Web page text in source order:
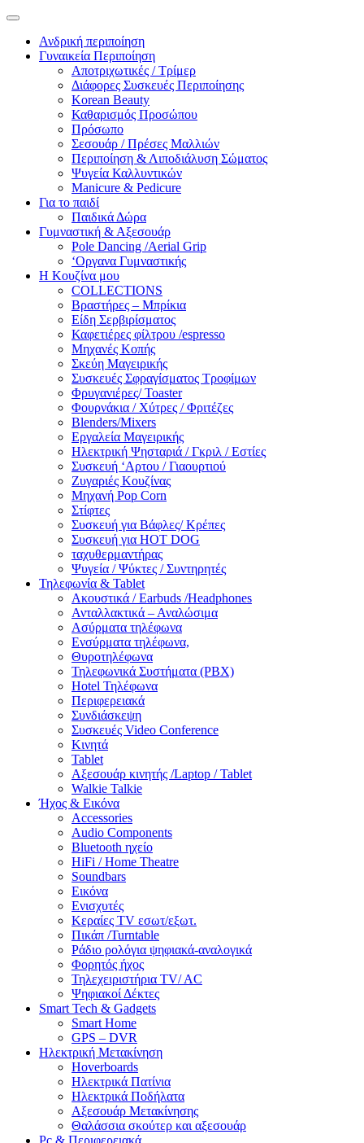
Ανδρική περιποίηση
Γυναικεία Περιποίηση
Αποτριχωτικές / Τρίμερ
Διάφορες Συσκευές Περιποίησης
Korean Beauty
Καθαρισμός Προσώπου
Πρόσωπο
Σεσουάρ / Πρέσες Μαλλιών
Περιποίηση & Λιποδιάλυση Σώματος
Ψυγεία Καλλυντικών
Manicure & Pedicure
Για το παιδί
Παιδικά Δώρα
Γυμναστική & Αξεσουάρ
Pole Dancing /Aerial Grip
‘Οργανα Γυμναστικής
Η Κουζίνα μου
COLLECTIONS
Βραστήρες – Μπρίκια
Είδη Σερβιρίσματος
Καφετιέρες φίλτρου /espresso
Μηχανές Κοπής
Σκεύη Μαγειρικής
Συσκευές Σφραγίσματος Τροφίμων
Φρυγανιέρες/ Toaster
Φουρνάκια / Χύτρες / Φριτέζες
Blenders/Mixers
Εργαλεία Μαγειρικής
Ηλεκτρική Ψησταριά / Γκριλ / Eστίες
Συσκευή ‘Αρτου / Γιαουρτιού
Ζυγαριές Κουζίνας
Μηχανή Pop Corn
Στίφτες
Συσκευή για Βάφλες/ Κρέπες
Συσκευή για HOT DOG
ταχυθερμαντήρας
Ψυγεία / Ψύκτες / Συντηρητές
Τηλεφωνία & Tablet
Ακουστικά / Earbuds /Headphones
Ανταλλακτικά – Αναλώσιμα
Ασύρματα τηλέφωνα
Ενσύρματα τηλέφωνα,
Θυροτηλέφωνα
Τηλεφωνικά Συστήματα (PBX)
Hotel Τηλέφωνα
Περιφερειακά
Συνδιάσκεψη
Συσκευές Video Conference
Κινητά
Tablet
Αξεσουάρ κινητής /Laptop / Tablet
Walkie Talkie
Ήχος & Εικόνα
Accessories
Audio Components
Bluetooth ηχείο
HiFi / Home Theatre
Soundbars
Εικόνα
Ενισχυτές
Κεραίες TV εσωτ/εξωτ.
Πικάπ /Turntable
Ράδιο ρολόγια ψηφιακά-αναλογικά
Φορητός ήχος
Τηλεχειριστήρια TV/ AC
Ψηφιακοί Δέκτες
Smart Tech & Gadgets
Smart Home
GPS – DVR
Ηλεκτρική Μετακίνηση
Hoverboards
Ηλεκτρικά Πατίνια
Ηλεκτρικά Ποδήλατα
Αξεσουάρ Μετακίνησης
Θαλάσσια σκούτερ και αξεσουάρ
Pc & Περιφερειακά